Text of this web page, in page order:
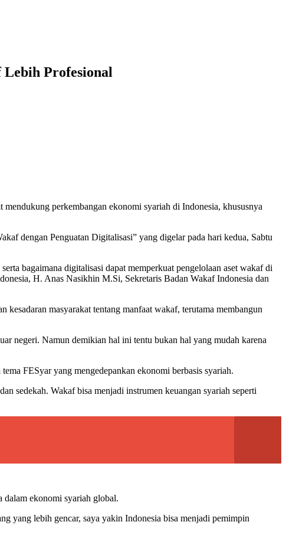
Lebih Profesional
perkembangan ekonomi syariah di Indonesia, khususnya
dengan Penguatan Digitalisasi” yang digelar pada hari kedua, Sabtu
bagaimana digitalisasi dapat memperkuat pengelolaan aset wakaf di
H. Anas Nasikhin M.Si, Sekretaris Badan Wakaf Indonesia dan
masyarakat tentang manfaat wakaf, terutama membangun
negeri. Namun demikian hal ini tentu bukan hal yang mudah karena
FESyar yang mengedepankan ekonomi berbasis syariah.
sedekah. Wakaf bisa menjadi instrumen keuangan syariah seperti
dalam ekonomi syariah global.
yang lebih gencar, saya yakin Indonesia bisa menjadi pemimpin